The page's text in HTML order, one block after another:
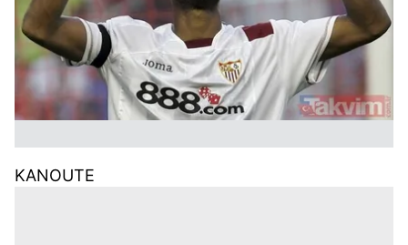
KANOUTE